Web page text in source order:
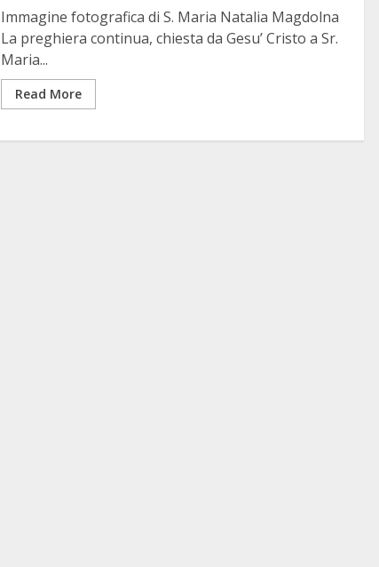
Immagine fotografica di S. Maria Natalia Magdolna
La preghiera continua, chiesta da Gesu’ Cristo a Sr.
Maria...
Read More